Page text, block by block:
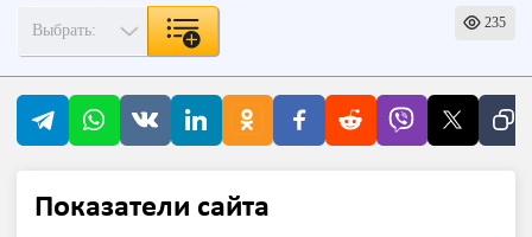
235
Показатели сайта